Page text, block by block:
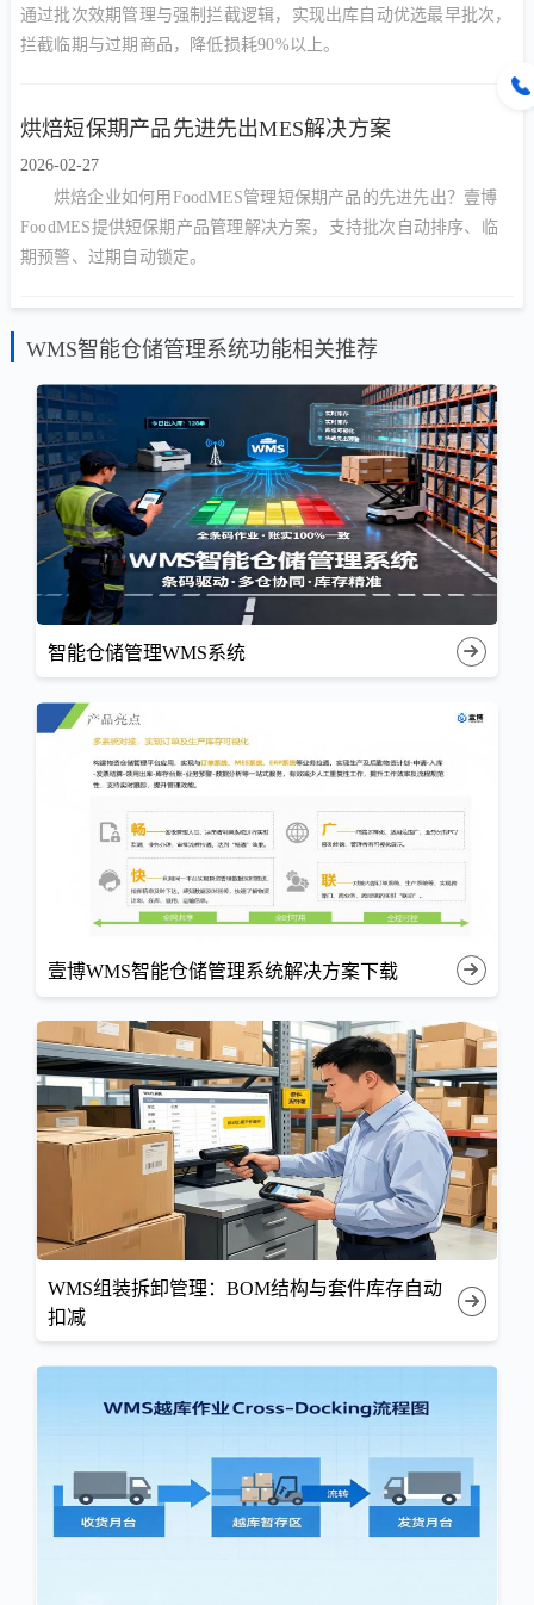
通过批次效期管理与强制拦截逻辑，实现出库自动优选最早批次，
拦截临期与过期商品，降低损耗90%以上。
烘焙短保期产品先进先出MES解决方案
2026-02-27
烘焙企业如何用FoodMES管理短保期产品的先进先出？壹博
FoodMES提供短保期产品管理解决方案，支持批次自动排序、临
期预警、过期自动锁定。
WMS智能仓储管理系统功能相关推荐
智能仓储管理WMS系统
壹博WMS智能仓储管理系统解决方案下载
WMS组装拆卸管理：BOM结构与套件库存自动
扣减